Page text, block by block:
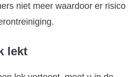
niet meer waardoor er risico
lekt